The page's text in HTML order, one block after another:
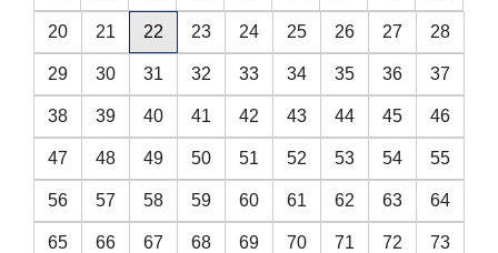
20 21 22 23 24 25 26 27 28
29 30 31 32 33 34 35 36 37
38 39 40 41 42 43 44 45 46
47 48 49 50 51 52 53 54 55
56 57 58 59 60 61 62 63 64
65 66 67 68 69 70 71 72 73